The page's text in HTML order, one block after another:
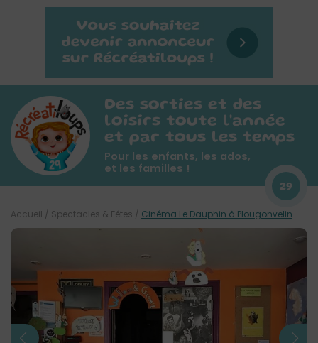
Des sorties et des
loisirs toute l'année
et par tous les temps
Pour les enfants, les ados,
et les familles !
29
Accueil / Spectacles & Fêtes / Cinéma Le Dauphin à Plougonvelin